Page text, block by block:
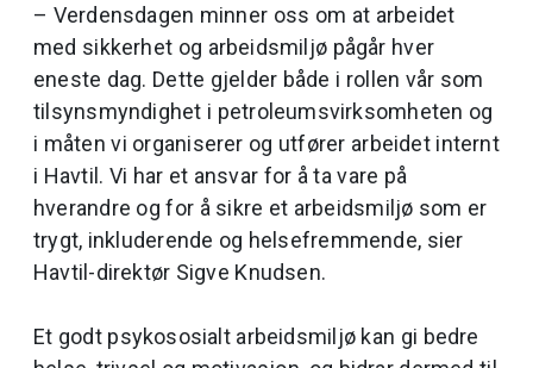
– Verdensdagen minner oss om at arbeidet
med sikkerhet og arbeidsmiljø pågår hver
eneste dag. Dette gjelder både i rollen vår som
tilsynsmyndighet i petroleumsvirksomheten og
i måten vi organiserer og utfører arbeidet internt
i Havtil. Vi har et ansvar for å ta vare på
hverandre og for å sikre et arbeidsmiljø som er
trygt, inkluderende og helsefremmende, sier
Havtil-direktør Sigve Knudsen.
Et godt psykososialt arbeidsmiljø kan gi bedre